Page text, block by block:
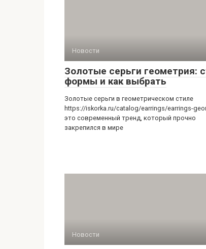
Новости
Золотые серьги геометрия:
формы и как выбрать
Золотые серьги в геометрическом стиле
https://iskorka.ru/catalog/earrings/earrings-
это современный тренд, который прочно
закрепился в мире
Новости